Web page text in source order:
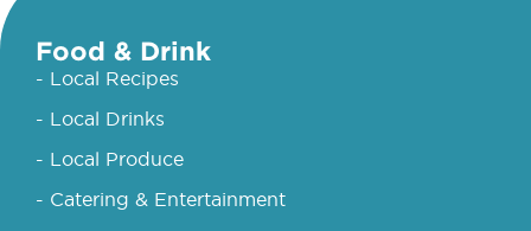
Food & Drink
- Local Recipes
- Local Drinks
- Local Produce
- Catering & Entertainment